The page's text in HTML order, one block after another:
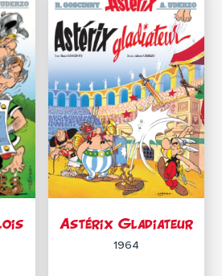
Astérix Gladiateur
1964